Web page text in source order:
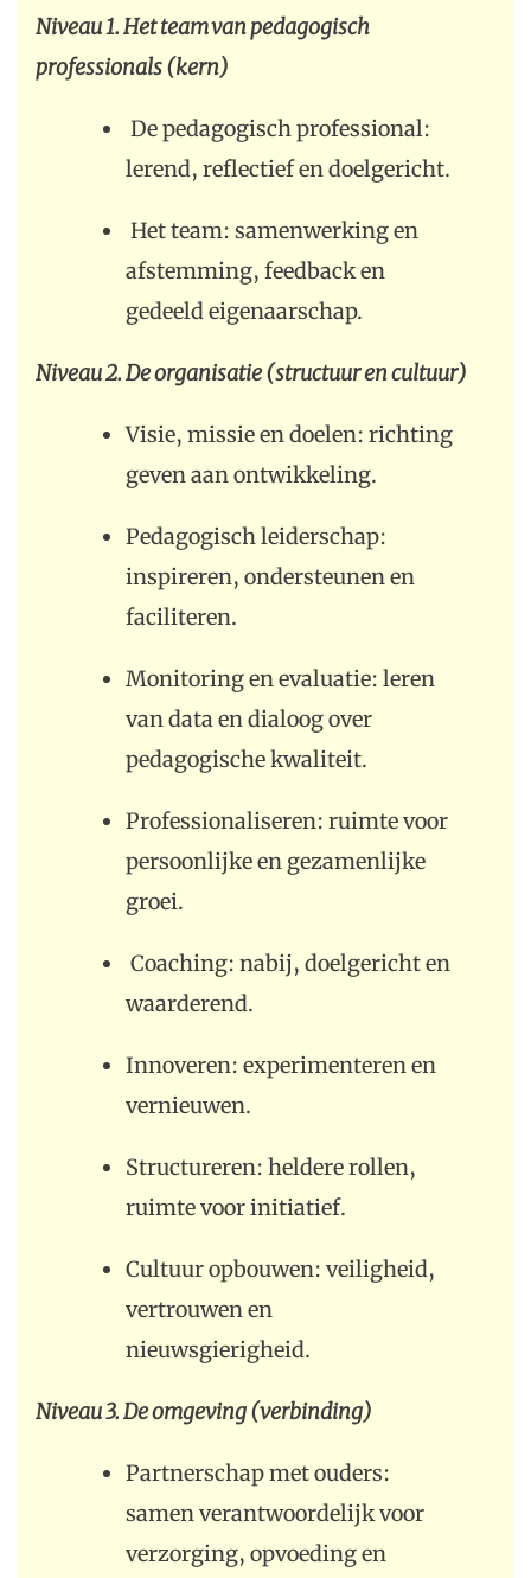
Niveau 1. Het team van pedagogisch
professionals (kern)
De pedagogisch professional:
lerend, reflectief en doelgericht.
Het team: samenwerking en
afstemming, feedback en
gedeeld eigenaarschap.
Niveau 2. De organisatie (structuur en cultuur)
Visie, missie en doelen: richting
geven aan ontwikkeling.
Pedagogisch leiderschap:
inspireren, ondersteunen en
faciliteren.
Monitoring en evaluatie: leren
van data en dialoog over
pedagogische kwaliteit.
Professionaliseren: ruimte voor
persoonlijke en gezamenlijke
groei.
Coaching: nabij, doelgericht en
waarderend.
Innoveren: experimenteren en
vernieuwen.
Structureren: heldere rollen,
ruimte voor initiatief.
Cultuur opbouwen: veiligheid,
vertrouwen en
nieuwsgierigheid.
Niveau 3. De omgeving (verbinding)
Partnerschap met ouders:
samen verantwoordelijk voor
verzorging, opvoeding en